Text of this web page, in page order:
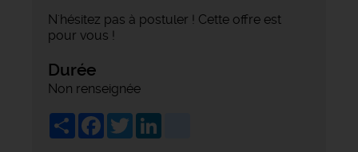
N'hésitez pas à postuler ! Cette offre est
pour vous !
Durée
Non renseignée
ShareFacebook
Twitter